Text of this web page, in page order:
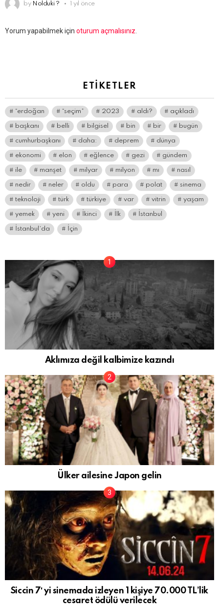
by Nolduki ? 1 yıl önce
Bir
Yorum yapabilmek için oturum açmalısınız
ETIKETLER
“erdoğan “seçim” 2023 aldı? açıkladı
başkanı belli bilgisel bin bir bugün
cumhurbaşkanı daha: deprem dünya
ekonomi elon eğlence gezi gündem
ile manşet milyar milyon mı nasıl
nedir neler oldu para polat sinema
teknoloji türk türkiye var vitrin yaşam
yemek yeni İkinci İlk İstanbul
İstanbul’da İçin
Aklımıza değil kalbimize kazındı
Ülker ailesine Japon gelin
Siccin 7′ yi sinemada izleyen 1 kişiye 70.000 TL’lik
cesaret ödülü verilecek